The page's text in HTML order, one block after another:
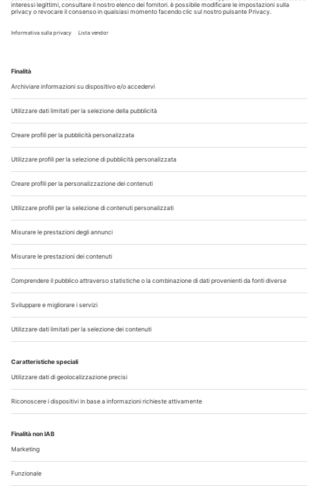
Chi Siamo
Contatti
Note Legali
Privacy
©2026 Edra S.p.a | www.edraspa.it | P.iva 08056040960
| Tel. 02/881841 | Sede legale: Viale Enrico Forlanini 21 -
20134 Milano (Italy)
Registrazione Tribunale di Milano n° 5578/2022 del
5/05/2022